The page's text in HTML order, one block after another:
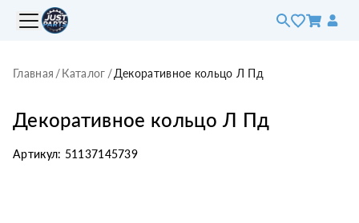
Главная /Каталог /Декоративное кольцо Л Пд
Декоративное кольцо Л Пд
Артикул: 51137145739